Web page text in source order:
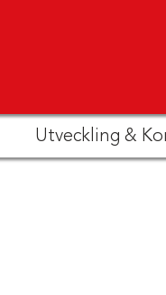
Utveckling &